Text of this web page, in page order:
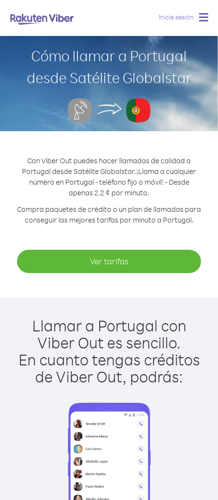
Inicie sesión
Cómo llamar a Portugal
desde Satélite Globalstar
Con Viber Out puedes hacer llamadas de calidad a
Portugal desde Satélite Globalstar.¡Llama a cualquier
número en Portugal - teléfono fijo o móvil! - Desde
apenas 2.2 ¢ por minuto.
Compra paquetes de crédito o un plan de llamadas para
conseguir las mejores tarifas por minuto a Portugal.
Ver tarifas
Llamar a Portugal con
Viber Out es sencillo.
En cuanto tengas créditos
de Viber Out, podrás: